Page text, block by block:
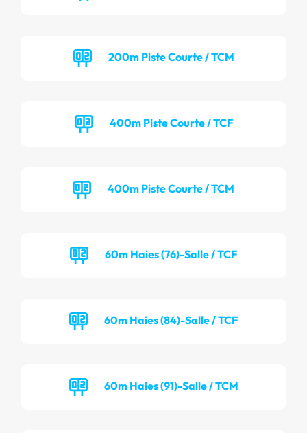
200m Piste Courte / TCM
400m Piste Courte / TCF
400m Piste Courte / TCM
60m Haies (76)-Salle / TCF
60m Haies (84)-Salle / TCF
60m Haies (91)-Salle / TCM